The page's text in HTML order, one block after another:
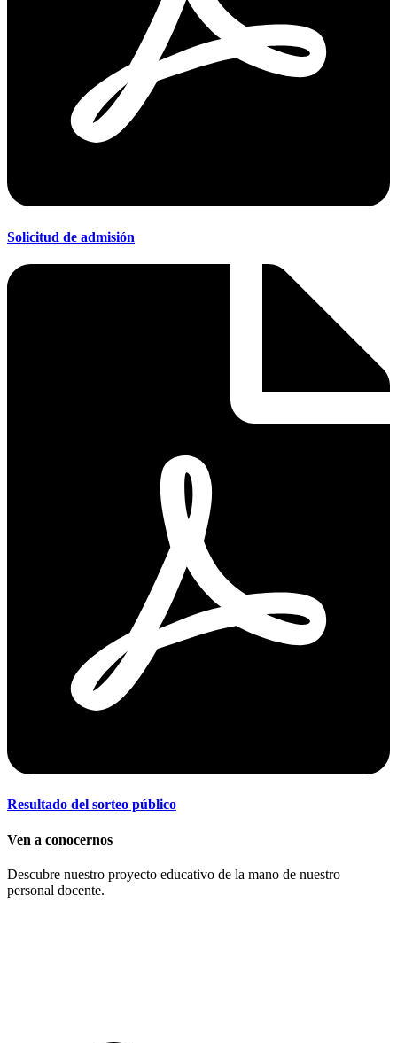
Solicitud de admisión
Resultado del sorteo público
Ven a conocernos
Descubre nuestro proyecto educativo de la mano de nuestro
personal docente.